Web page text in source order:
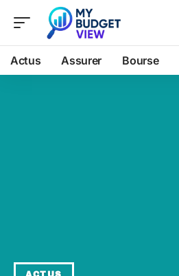
Actus Assurer Bourse